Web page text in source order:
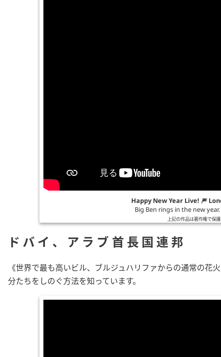
Happy New Year Live! 🎆
Big Ben rings in the new
上記の作品は著作権で保
ドバイ、アラブ首長国連邦
《世界で最も高いビル、ブルジュハリファからの通常の
分たちをしのぐ方法を知っています。